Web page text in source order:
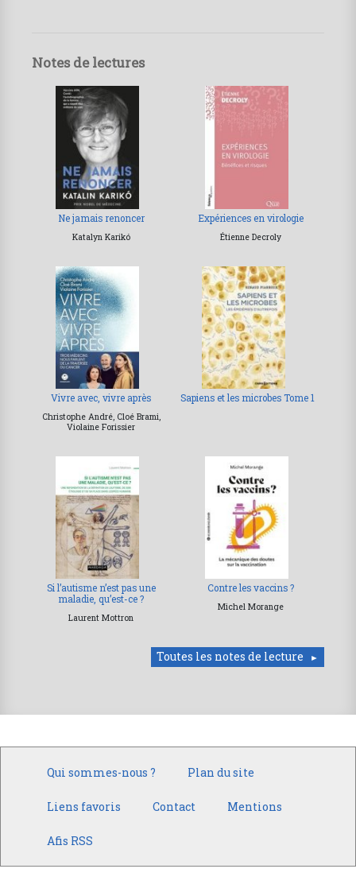
Notes de lectures
Ne jamais renoncer
Katalyn Karikó
Expériences en virologie
Étienne Decroly
Vivre avec, vivre après
Christophe André, Cloé Brami,
Violaine Forissier
Sapiens et les microbes Tome 1
Si l’autisme n’est pas une
maladie, qu’est-ce ?
Laurent Mottron
Contre les vaccins ?
Michel Morange
Toutes les notes de lecture
Qui sommes-nous ? Plan du site
Liens favoris Contact Mentions
Afis RSS